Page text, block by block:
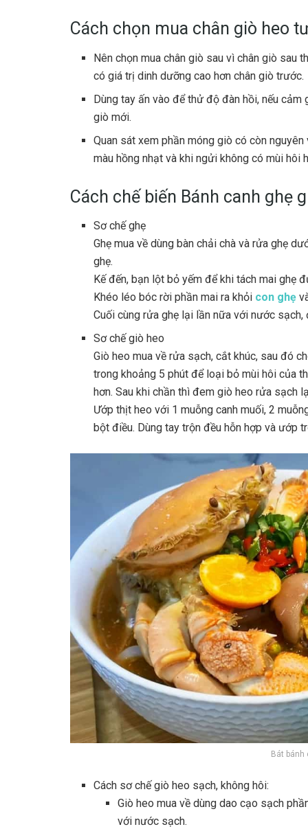
Cách chọn mua chân giò heo
Nên chọn mua chân giò sau vì chân giò sau
có giá trị dinh dưỡng cao hơn chân giò trước.
Dùng tay ấn vào để thử độ đàn hồi, nếu
giò mới.
Quan sát xem phần móng giò có còn
màu hồng nhạt và khi ngửi không có mùi hôi
Cách chế biến Bánh canh ghẹ
Sơ chế ghẹ
Ghẹ mua về dùng bàn chải chà và rửa ghẹ
ghẹ.
Kế đến, bạn lột bỏ yếm để khi tách mai ghẹ
Khéo léo bóc rời phần mai ra khỏi con ghẹ
Cuối cùng rửa ghẹ lại lần nữa với nước sạch,
Sơ chế giò heo
Giò heo mua về rửa sạch, cắt khúc, sau đó
trong khoảng 5 phút để loại bỏ mùi hôi của
hơn. Sau khi chần thì đem giò heo rửa sạch
Ướp thịt heo với 1 muỗng canh muối, 2
bột điều. Dùng tay trộn đều hỗn hợp và ướp
Bát
Cách sơ chế giò heo sạch, không hôi:
Giò heo mua về dùng dao cạo sạch
với nước sạch.